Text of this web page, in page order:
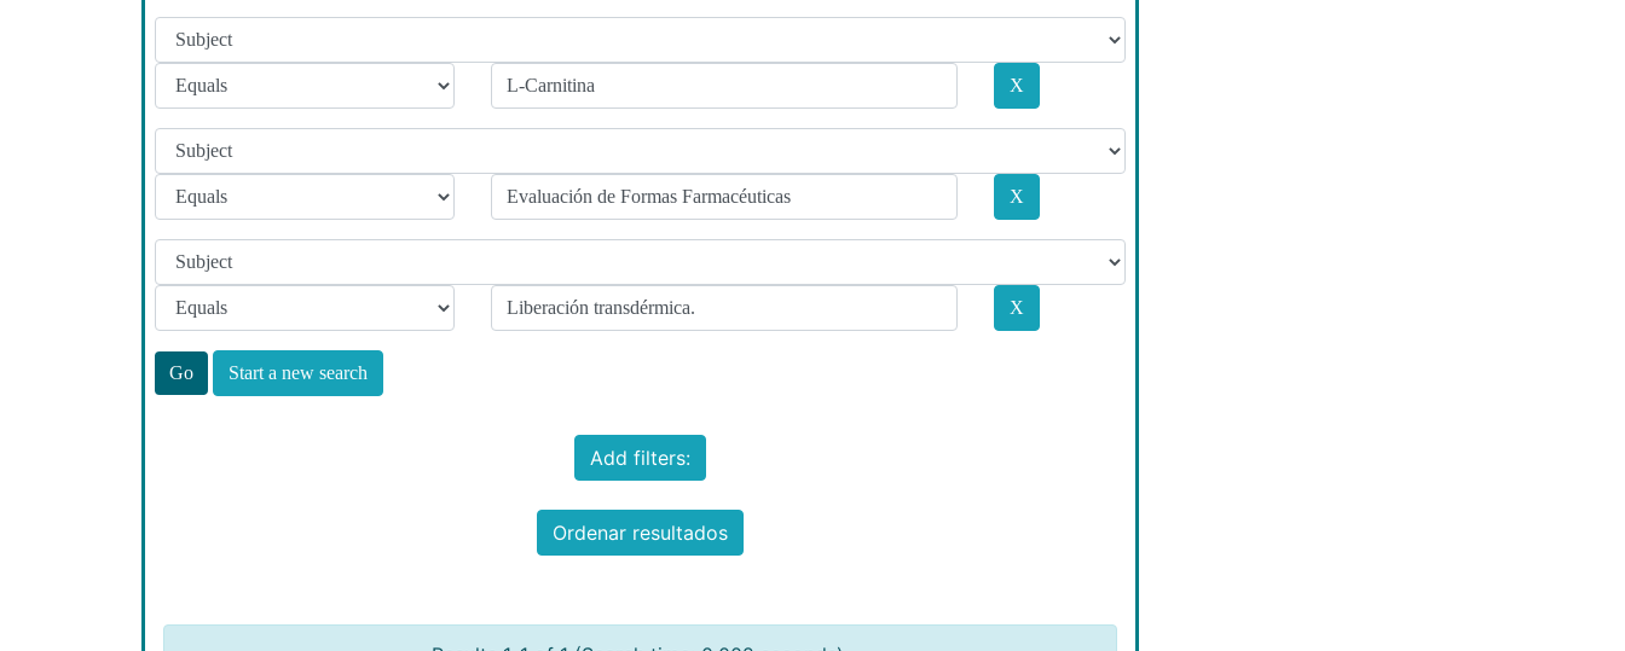
Start a new search
Add filters:
Ordenar resultados